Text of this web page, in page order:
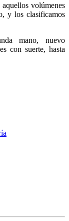
aquellos volúmenes
y los clasificamos
mano, nuevo
con suerte, hasta